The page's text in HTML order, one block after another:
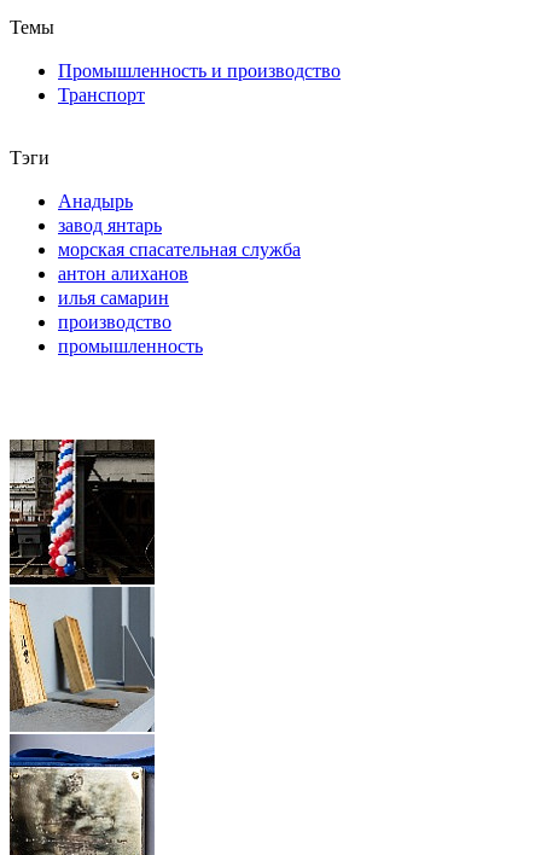
Темы
Промышленность и производство
Транспорт
Тэги
Анадырь
завод янтарь
морская спасательная служба
антон алиханов
илья самарин
производство
промышленность